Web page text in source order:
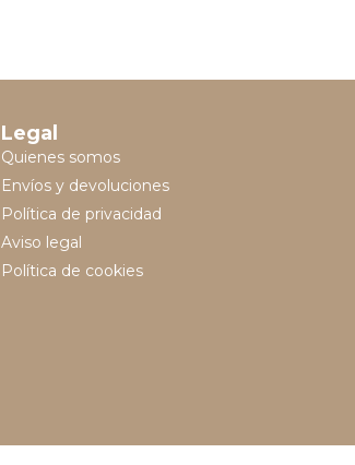
Legal
Quienes somos
Envíos y devoluciones
Política de privacidad
Aviso legal
Política de cookies